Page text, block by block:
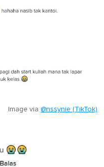
Image via @nssynie (TikTok)